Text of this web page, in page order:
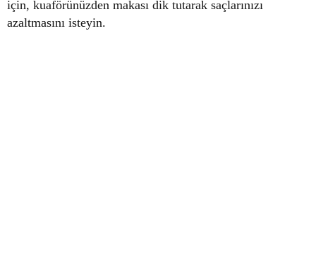
için, kuaförünüzden makası dik tutarak saçlarınızı
azaltmasını isteyin.